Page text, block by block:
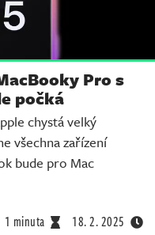
Pro s
počká
chystá velký
všechna zařízení
bude pro Mac
1 minuta 18. 2. 2025